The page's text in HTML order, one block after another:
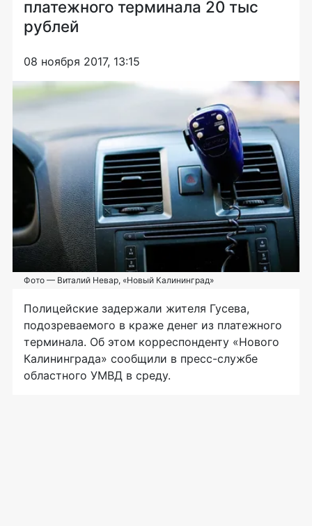
платежного терминала 20 тыс
рублей
08 ноября 2017, 13:15
Фото — Виталий Невар, «Новый Калининград»
Полицейские задержали жителя Гусева,
подозреваемого в краже денег из платежного
терминала. Об этом корреспонденту «Нового
Калининграда» сообщили в пресс-службе
областного УМВД в среду.